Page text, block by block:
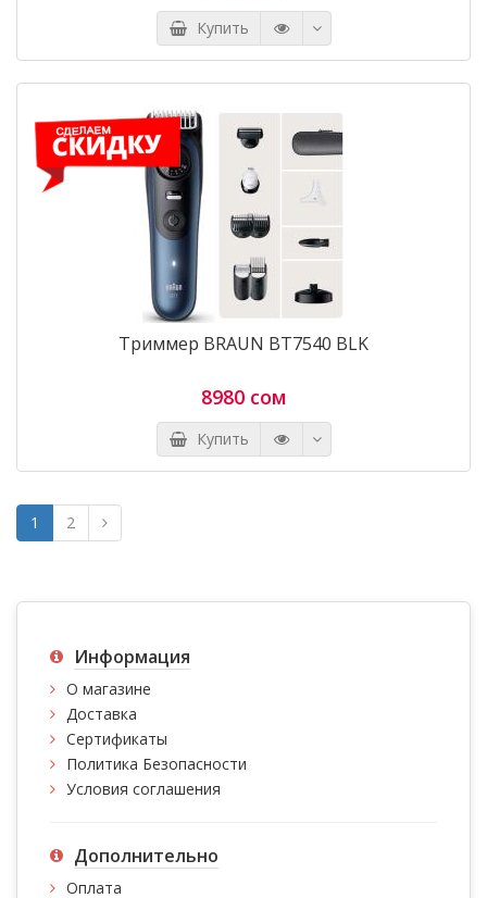
Купить
Триммер BRAUN BT7540 BLK
8980 сом
Купить
1 2
Информация
О магазине
Доставка
Сертификаты
Политика Безопасности
Условия соглашения
Дополнительно
Оплата